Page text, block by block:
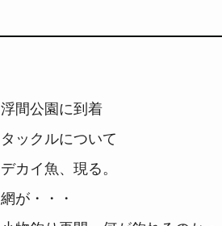
浮間公園に到着
タックルについて
デカイ魚、現る。
網が・・・